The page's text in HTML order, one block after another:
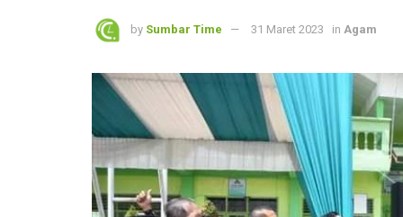
by Sumbar Time 31 Maret 2023 in Agam